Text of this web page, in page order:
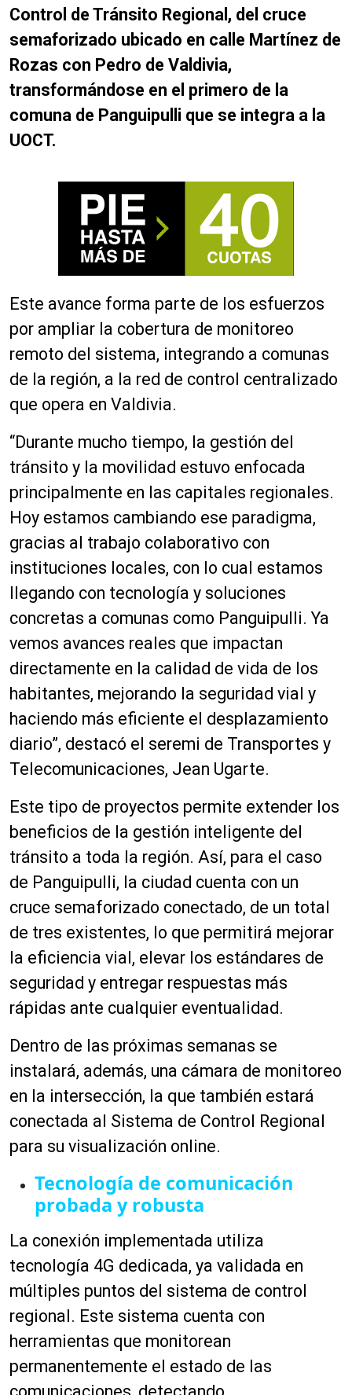
Control de Tránsito Regional, del cruce
semaforizado ubicado en calle Martínez de
Rozas con Pedro de Valdivia,
transformándose en el primero de la
comuna de Panguipulli que se integra a la
UOCT.
Este avance forma parte de los esfuerzos
por ampliar la cobertura de monitoreo
remoto del sistema, integrando a comunas
de la región, a la red de control centralizado
que opera en Valdivia.
“Durante mucho tiempo, la gestión del
tránsito y la movilidad estuvo enfocada
principalmente en las capitales regionales.
Hoy estamos cambiando ese paradigma,
gracias al trabajo colaborativo con
instituciones locales, con lo cual estamos
llegando con tecnología y soluciones
concretas a comunas como Panguipulli. Ya
vemos avances reales que impactan
directamente en la calidad de vida de los
habitantes, mejorando la seguridad vial y
haciendo más eficiente el desplazamiento
diario”, destacó el seremi de Transportes y
Telecomunicaciones, Jean Ugarte.
Este tipo de proyectos permite extender los
beneficios de la gestión inteligente del
tránsito a toda la región. Así, para el caso
de Panguipulli, la ciudad cuenta con un
cruce semaforizado conectado, de un total
de tres existentes, lo que permitirá mejorar
la eficiencia vial, elevar los estándares de
seguridad y entregar respuestas más
rápidas ante cualquier eventualidad.
Dentro de las próximas semanas se
instalará, además, una cámara de monitoreo
en la intersección, la que también estará
conectada al Sistema de Control Regional
para su visualización online.
Tecnología de comunicación
probada y robusta
La conexión implementada utiliza
tecnología 4G dedicada, ya validada en
múltiples puntos del sistema de control
regional. Este sistema cuenta con
herramientas que monitorean
permanentemente el estado de las